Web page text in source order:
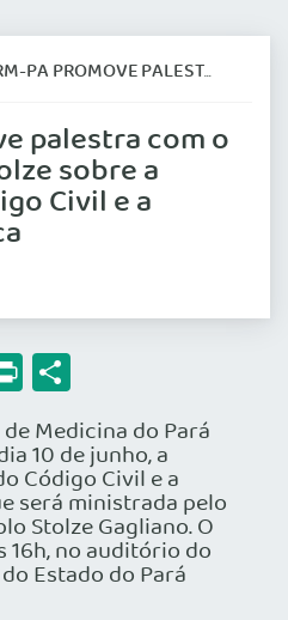
PALESTRA COM O JURISTA PABLO STOLZE SOBRE A REFORMA DO CÓDIGO CIVIL E A ATIVIDADE MÉDICA
palestra com o
sobre a
Civil e a
Print
Medicina do Pará
10 de junho, a
Código Civil e a
será ministrada pelo
Stolze Gagliano. O
16h, no auditório do
Estado do Pará